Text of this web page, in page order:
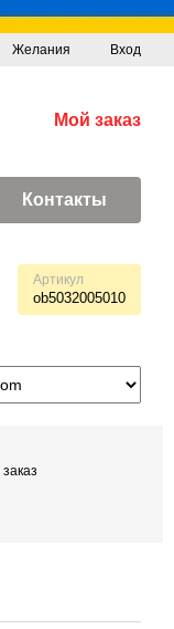
Желания Вход
Мой заказ
Контакты
Артикул
ob5032005010
заказ